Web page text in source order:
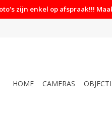
zijn enkel op afspraak!!!
HOME CAMERAS